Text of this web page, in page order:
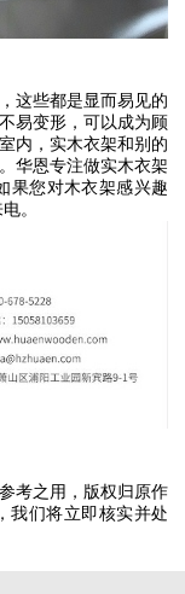
这些都是显而易见的
易变形，可以成为顾
内，实木衣架和别的
华恩专注做实木衣架
果您对木衣架感兴趣
。
考之用，版权归原作
我们将立即核实并处